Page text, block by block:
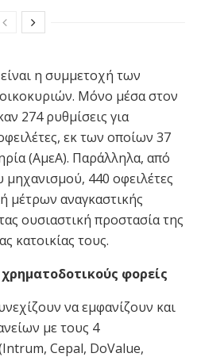
η συμμετοχή των
Μόνο μέσα στον
274 ρυθμίσεις για
εκ των οποίων 37
(ΑμεΑ). Παράλληλα, από
440 οφειλέτες
μέτρων αναγκαστικής
ουσιαστική προστασία της
κατοικίας τους.
χρηματοδοτικούς φορείς
να εμφανίζουν και
με τους 4
Cepal, DoValue,